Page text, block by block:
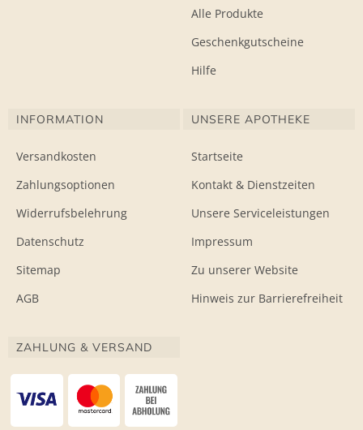
Alle Produkte
Geschenkgutscheine
Hilfe
INFORMATION
Versandkosten
Zahlungsoptionen
Widerrufsbelehrung
Datenschutz
Sitemap
AGB
UNSERE APOTHEKE
Startseite
Kontakt & Dienstzeiten
Unsere Serviceleistungen
Impressum
Zu unserer Website
Hinweis zur Barrierefreiheit
ZAHLUNG & VERSAND